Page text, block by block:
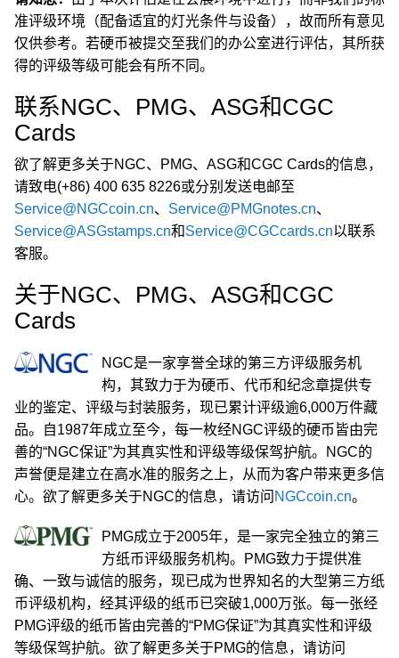
准评级环境（配备适宜的灯光条件与设备），故而所有意见
仅供参考。若硬币被提交至我们的办公室进行评估，其所获
得的评级等级可能会有所不同。
联系NGC、PMG、ASG和CGC
Cards
欲了解更多关于NGC、PMG、ASG和CGC Cards的信息，
请致电(+86) 400 635 8226或分别发送电邮至
Service@NGCcoin.cn、 Service@PMGnotes.cn、
Service@ASGstamps.cn和Service@CGCcards.cn以联系
客服。
关于NGC、PMG、ASG和CGC
Cards
NGC是一家享誉全球的第三方评级服务机
构，其致力于为硬币、代币和纪念章提供专
业的鉴定、评级与封装服务，现已累计评级逾6,000万件藏
品。自1987年成立至今，每一枚经NGC评级的硬币皆由完
善的“NGC保证”为其真实性和评级等级保驾护航。NGC的
声誉便是建立在高水准的服务之上，从而为客户带来更多信
心。欲了解更多关于NGC的信息，请访问 NGCcoin.cn。
PMG成立于2005年，是一家完全独立的第三
方纸币评级服务机构。PMG致力于提供准
确、一致与诚信的服务，现已成为世界知名的大型第三方纸
币评级机构，经其评级的纸币已突破1,000万张。每一张经
PMG评级的纸币皆由完善的“PMG保证”为其真实性和评级
等级保驾护航。欲了解更多关于PMG的信息，请访问